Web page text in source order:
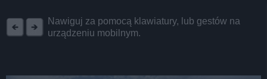
Nawiguj za pomocą klawiatury, lub gestów na
urządzeniu mobilnym.